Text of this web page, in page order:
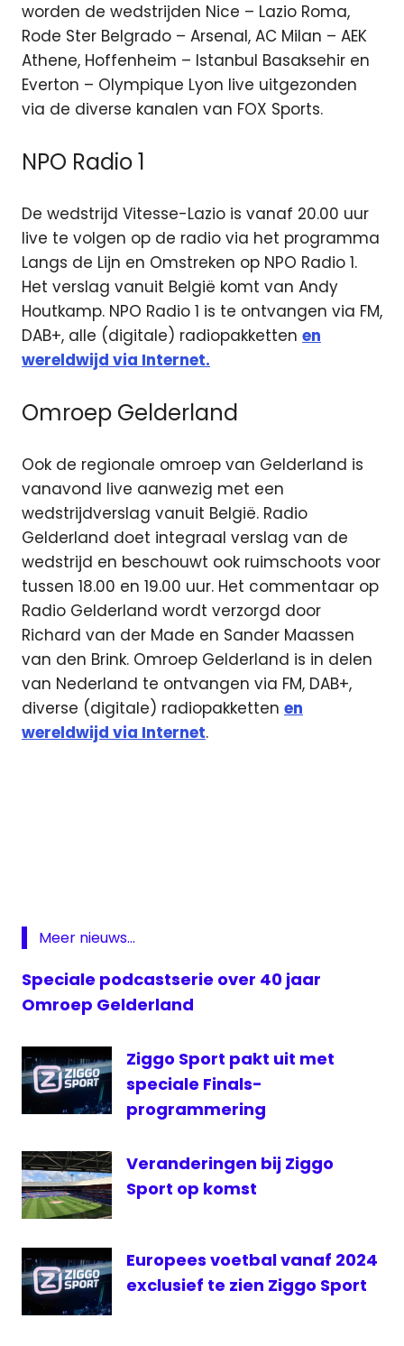
worden de wedstrijden Nice – Lazio Roma,
Rode Ster Belgrado – Arsenal, AC Milan – AEK
Athene, Hoffenheim – Istanbul Basaksehir en
Everton – Olympique Lyon live uitgezonden
via de diverse kanalen van FOX Sports.
NPO Radio 1
De wedstrijd Vitesse-Lazio is vanaf 20.00 uur
live te volgen op de radio via het programma
Langs de Lijn en Omstreken op NPO Radio 1.
Het verslag vanuit België komt van Andy
Houtkamp. NPO Radio 1 is te ontvangen via FM,
DAB+, alle (digitale) radiopakketten en
wereldwijd via Internet.
Omroep Gelderland
Ook de regionale omroep van Gelderland is
vanavond live aanwezig met een
wedstrijdverslag vanuit België. Radio
Gelderland doet integraal verslag van de
wedstrijd en beschouwt ook ruimschoots voor
tussen 18.00 en 19.00 uur. Het commentaar op
Radio Gelderland wordt verzorgd door
Richard van der Made en Sander Maassen
van den Brink. Omroep Gelderland is in delen
van Nederland te ontvangen via FM, DAB+,
diverse (digitale) radiopakketten en
wereldwijd via Internet.
Vitesse
livestream
Vitesse
Radio
Gelderland
RTL7
Vitesse
Live
Zulte-
Zulte-
Waregem
- Vitesse
Meer nieuws...
Speciale podcastserie over 40 jaar
Omroep Gelderland
Ziggo Sport pakt uit met
speciale Finals-
programmering
Veranderingen bij Ziggo
Sport op komst
Europees voetbal vanaf 2024
exclusief te zien Ziggo Sport